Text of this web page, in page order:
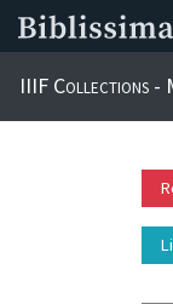
IIIF Collections -